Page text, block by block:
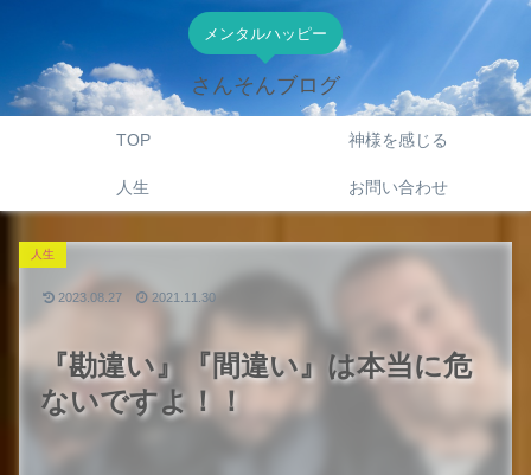
メンタルハッピー
さんそんブログ
TOP 神様を感じる
人生 お問い合わせ
『勘違い』『間違い』は本当に危
ないですよ！！
人生
2023.08.27 2021.11.30